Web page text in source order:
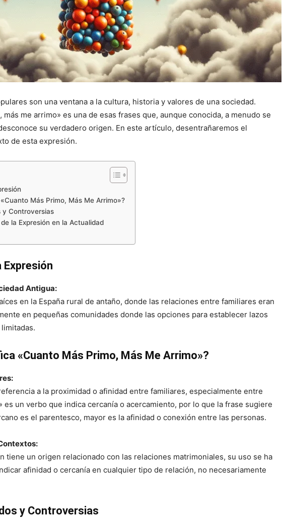
son una ventana a la cultura, historia y valores de una sociedad.
más me arrimo» es una de esas frases que, aunque conocida, a menudo se
su verdadero origen. En este artículo, desentrañaremos el
de esta expresión.
Más Primo, Más Me Arrimo»?
y Controversias
la Expresión en la Actualidad
Expresión
Antigua:
en la España rural de antaño, donde las relaciones entre familiares eran
en pequeñas comunidades donde las opciones para establecer lazos
«Cuanto Más Primo, Más Me Arrimo»?
a la proximidad o afinidad entre familiares, especialmente entre
es un verbo que indica cercanía o acercamiento, por lo que la frase sugiere
es el parentesco, mayor es la afinidad o conexión entre las personas.
tiene un origen relacionado con las relaciones matrimoniales, su uso se ha
afinidad o cercanía en cualquier tipo de relación, no necesariamente
y Controversias